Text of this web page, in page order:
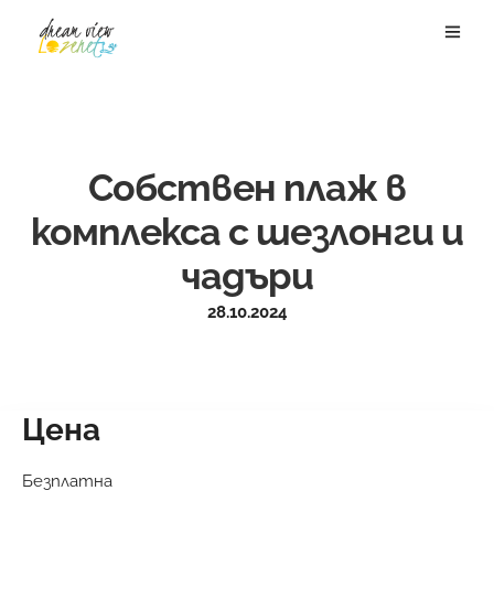
Собствен плаж в
комплекса с шезлонги и
чадъри
28.10.2024
Цена
Безплатна